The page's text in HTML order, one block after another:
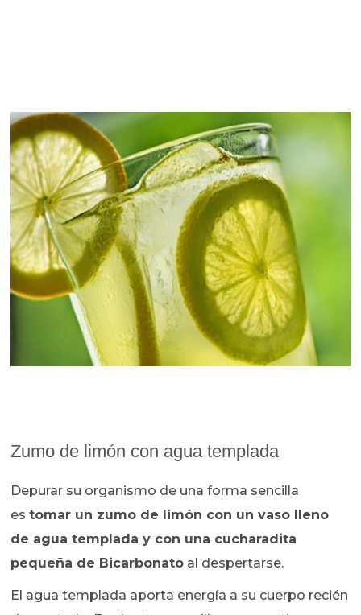
Zumo de limón con agua templada
Depurar su organismo de una forma sencilla
estomar un zumo de limón con un vaso lleno
de agua templada y con una cucharadita
pequeña de Bicarbonato al despertarse.
El agua templada aporta energía a su cuerpo recién